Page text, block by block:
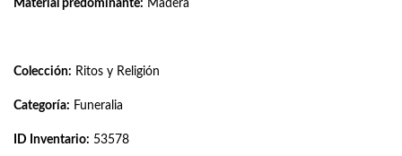
Material predominante: Madera
Colección: Ritos y Religión
Categoría: Funeralia
ID Inventario: 53578